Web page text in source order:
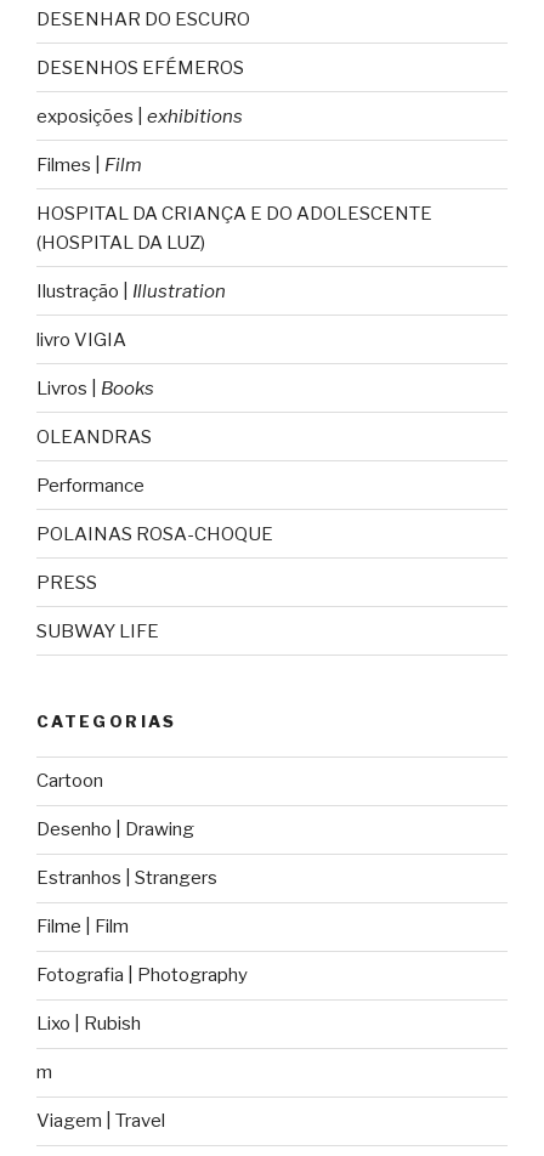
DESENHAR DO ESCURO
DESENHOS EFÉMEROS
exposições | exhibitions
Filmes | Film
HOSPITAL DA CRIANÇA E DO ADOLESCENTE
(HOSPITAL DA LUZ)
Ilustração | Illustration
livro VIGIA
Livros | Books
OLEANDRAS
Performance
POLAINAS ROSA-CHOQUE
PRESS
SUBWAY LIFE
CATEGORIAS
Cartoon
Desenho | Drawing
Estranhos | Strangers
Filme | Film
Fotografia | Photography
Lixo | Rubish
m
Viagem | Travel